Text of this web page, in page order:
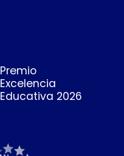
Premio
Excelencia
Educativa 2026